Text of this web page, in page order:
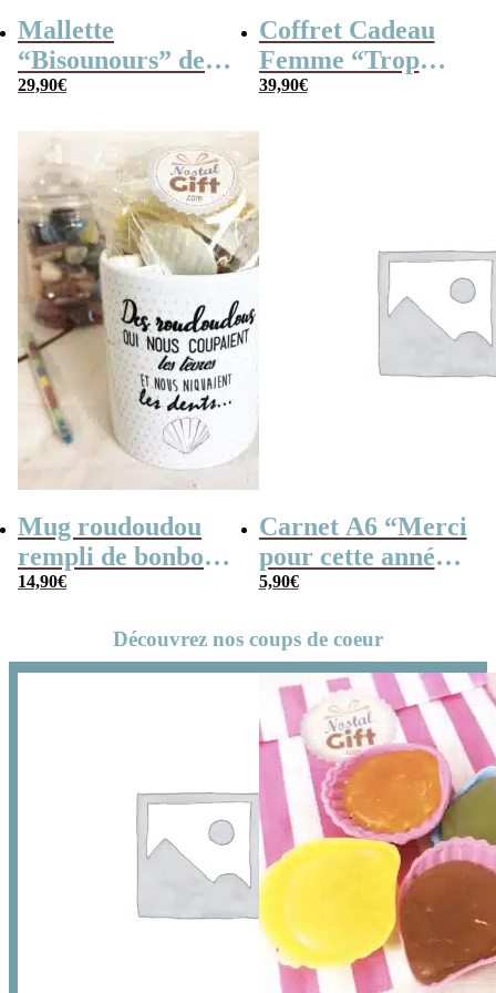
Mallette
“Bisounours” des
années 80 remplie
29,90€
Coffret Cadeau
Femme “Trop
Mignon”
39,90€
Mug roudoudou
rempli de bonbons
rétro
14,90€
Carnet A6 “Merci
pour cette année”
– Cadeau
d’année…
5,90€
Découvrez nos coups de coeur